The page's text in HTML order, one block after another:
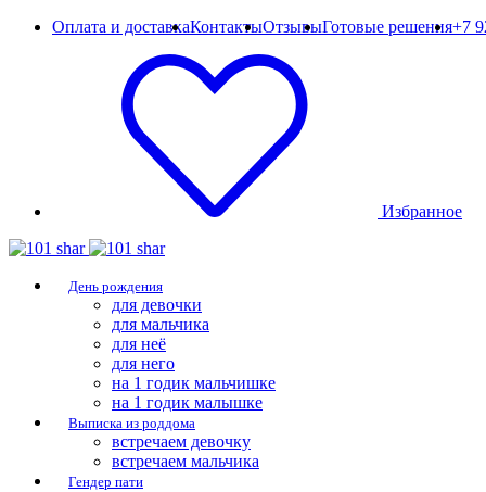
Оплата и доставкаКонтактыОтзывыГотовые решения+7
Избранное
День рождения
для девочки
для мальчика
для неё
для него
на 1 годик мальчишке
на 1 годик малышке
Выписка из роддома
встречаем девочку
встречаем мальчика
Гендер пати